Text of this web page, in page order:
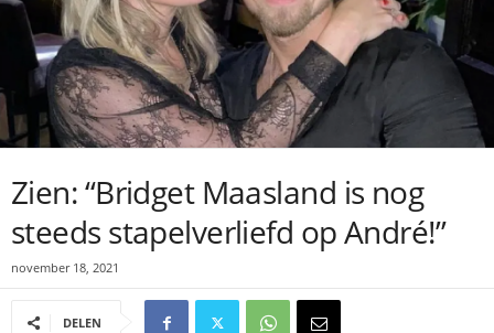
Zien: “Bridget Maasland is nog
steeds stapelverliefd op André!”
november 18, 2021
DELEN